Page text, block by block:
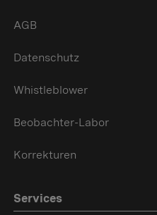
AGB
Datenschutz
Whistleblower
Beobachter-Labor
Korrekturen
Services